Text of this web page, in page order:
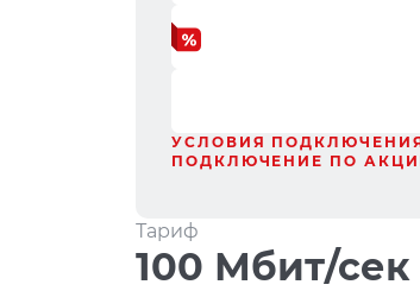
УСЛОВИЯ
ПОДКЛЮЧЕНИЕ ПО
Тариф
100 Мбит/сек